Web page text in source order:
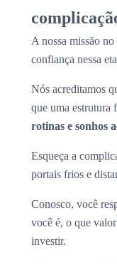
A nossa missão
confiança nessa
Nós acreditamos
que uma estrutura
rotinas e sonhos
Esqueça a
portais frios e
Conosco, você
você é, o que
investir.